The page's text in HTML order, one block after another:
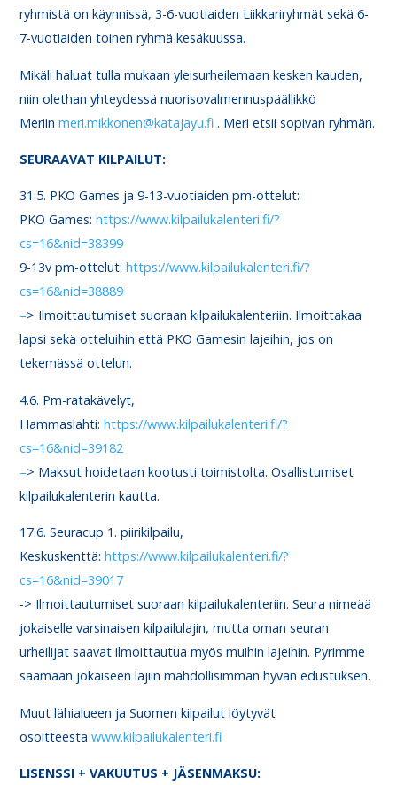
ryhmistä on käynnissä, 3-6-vuotiaiden Liikkariryhmät sekä 6-
7-vuotiaiden toinen ryhmä kesäkuussa.
Mikäli haluat tulla mukaan yleisurheilemaan kesken kauden,
niin olethan yhteydessä nuorisovalmennuspäällikkö
Meriinmeri.mikkonen@katajayu.fi . Meri etsii sopivan ryhmän.
SEURAAVAT KILPAILUT:
31.5. PKO Games ja 9-13-vuotiaiden pm-ottelut:
PKO Games:https://www.kilpailukalenteri.fi/?
cs=16&nid=38399
9-13v pm-ottelut:https://www.kilpailukalenteri.fi/?
cs=16&nid=38889
–> Ilmoittautumiset suoraan kilpailukalenteriin. Ilmoittakaa
lapsi sekä otteluihin että PKO Gamesin lajeihin, jos on
tekemässä ottelun.
4.6. Pm-ratakävelyt,
Hammaslahti:https://www.kilpailukalenteri.fi/?
cs=16&nid=39182
–> Maksut hoidetaan kootusti toimistolta. Osallistumiset
kilpailukalenterin kautta.
17.6. Seuracup 1. piirikilpailu,
Keskuskenttä:https://www.kilpailukalenteri.fi/?
cs=16&nid=39017
-> Ilmoittautumiset suoraan kilpailukalenteriin. Seura nimeää
jokaiselle varsinaisen kilpailulajin, mutta oman seuran
urheilijat saavat ilmoittautua myös muihin lajeihin. Pyrimme
saamaan jokaiseen lajiin mahdollisimman hyvän edustuksen.
Muut lähialueen ja Suomen kilpailut löytyvät
osoitteestawww.kilpailukalenteri.fi
LISENSSI + VAKUUTUS + JÄSENMAKSU: